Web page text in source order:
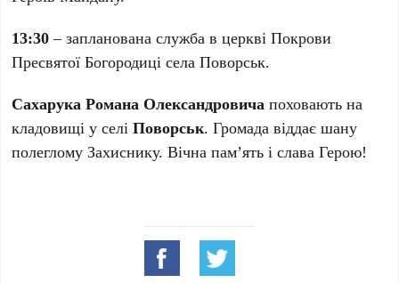
13:30– запланована служба в церкві Покрови
Пресвятої Богородиці села Поворськ.
Сахарука Романа Олександровича поховають на
кладовищі у селіПоворськ. Громада віддає шану
полеглому Захиснику. Вічна пам’ять і слава Герою!